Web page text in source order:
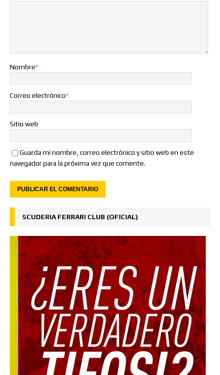
Nombre*
Correo electrónico*
Sitio web
Guarda mi nombre, correo electrónico y sitio web en este
navegador para la próxima vez que comente.
SCUDERIA FERRARI CLUB (OFICIAL)